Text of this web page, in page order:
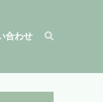
合わせ